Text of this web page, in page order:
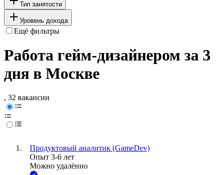
Тип занятости
Уровень дохода
Ещё фильтры
Работа гейм-дизайнером за 3
дня в Москве
, 32 вакансии
Продуктовый аналитик (GameDev)
Опыт 3-6 лет
Можно удалённо